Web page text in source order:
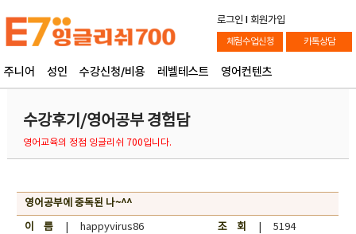
로그인 l 회원가입
체험수업신청 카톡상담
주니어 성인 수강신청/비용 레벨테스트 영어컨텐츠
수강후기/영어공부 경험담
영어교육의 정점 잉글리쉬 700입니다.
영어공부에 중독된 나~^^
이 름| happyvirus86 조 회
| 5194